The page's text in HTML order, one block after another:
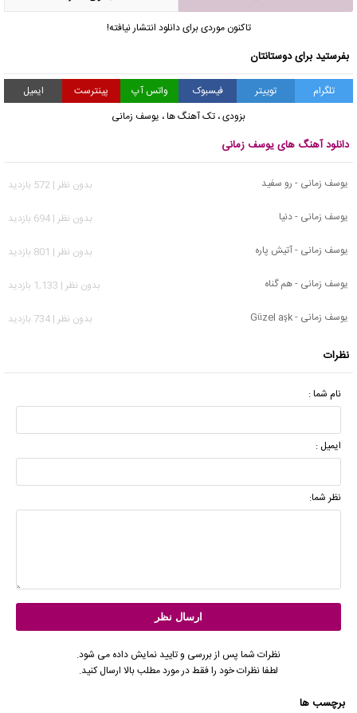
تاکنون موردی برای دانلود انتشار نیافته!
بفرستید برای دوستانتان
تلگرام توییتر فیسبوک واتس آپ پینترست
ایمیل
بزودی، تک آهنگ ها، یوسف زمانی
دانلود آهنگ های یوسف زمانی
یوسف زمانی - رو سفید
بدون نظر | 572 بازدید
یوسف زمانی - دنیا
بدون نظر | 694 بازدید
یوسف زمانی - آتیش پاره
بدون نظر | 801 بازدید
یوسف زمانی - هم گناه
بدون نظر | 1,133 بازدید
یوسف زمانی - Güzel aşk
بدون نظر | 734 بازدید
نظرات
نام شما :
ایمیل :
نظر شما:
نظرات شما پس از بررسی و تایید نمایش داده می شود.
لطفا نظرات خود را فقط در مورد مطلب بالا ارسال کنید.
برچسب ها